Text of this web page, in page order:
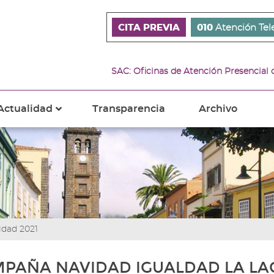
CITA PREVIA 010 Atención
SAC: Oficinas de Atención
Transparencia Archivo
2021
NAVIDAD IGUALDAD LA